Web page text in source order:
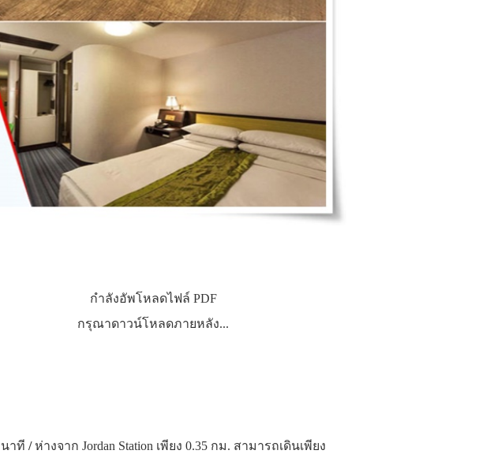
กำลังอัพโหลดไฟล์ PDF
กรุณาดาวน์โหลดภายหลัง...
นาที /ห่างจาก Jordan Station เพียง 0.35 กม. สามารถเดินเพียง